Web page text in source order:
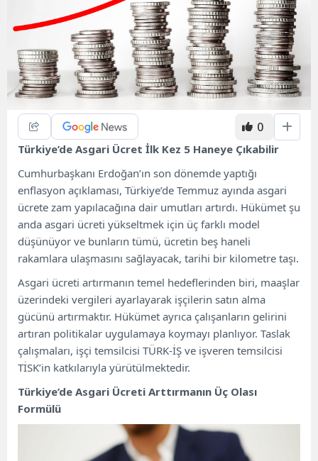
0
Türkiye’de Asgari Ücret İlk Kez 5 Haneye Çıkabilir
Cumhurbaşkanı Erdoğan’ın son dönemde yaptığı
enflasyon açıklaması, Türkiye’de Temmuz ayında asgari
ücrete zam yapılacağına dair umutları artırdı. Hükümet şu
anda asgari ücreti yükseltmek için üç farklı model
düşünüyor ve bunların tümü, ücretin beş haneli
rakamlara ulaşmasını sağlayacak, tarihi bir kilometre taşı.
Asgari ücreti artırmanın temel hedeflerinden biri, maaşlar
üzerindeki vergileri ayarlayarak işçilerin satın alma
gücünü artırmaktır. Hükümet ayrıca çalışanların gelirini
artıran politikalar uygulamaya koymayı planlıyor. Taslak
çalışmaları, işçi temsilcisi TÜRK-İŞ ve işveren temsilcisi
TİSK’in katkılarıyla yürütülmektedir.
Türkiye’de Asgari Ücreti Arttırmanın Üç Olası
Formülü